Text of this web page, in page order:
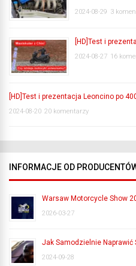
2024-08-29 3
[HD]Test i
2024-08-27 16
[HD]Test i prezentacja Leoncino po
2024-08-20 20 komentarzy
INFORMACJE OD
Warsaw Motorcycle Show
2026-03-27
Jak Samodzielnie Naprawić
2024-09-28